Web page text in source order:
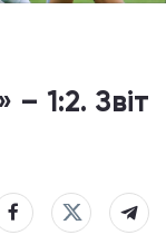
1:2. Звіт